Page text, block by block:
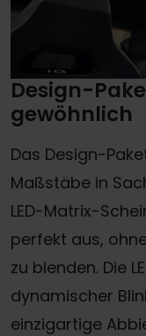
Design-
gewöhnlich
Das Design-
Maßstäbe in
LED-Matrix-
perfekt aus,
zu blenden. Die
dynamischer
einzigartige